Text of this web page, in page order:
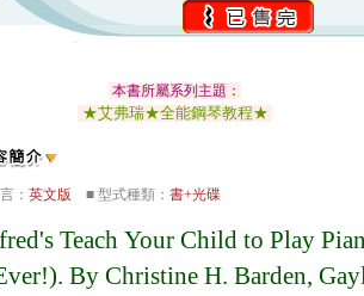
本書所屬系列主題：
★艾弗瑞★全能鋼琴教程★
： 英文版 ■ 型式種類： 書+光碟
Teach Your Child to Play
By Christine H. Barden,